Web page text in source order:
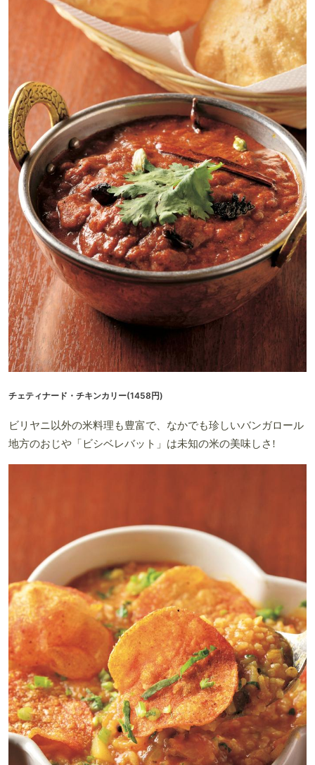
チェティナード・チキンカリー(1458円)
ビリヤニ以外の米料理も豊富で、なかでも珍しいバンガロール
地方のおじや「ビシベレバット」は未知の米の美味しさ!